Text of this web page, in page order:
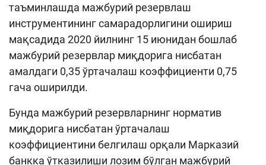
таъминлашда мажбурий резервлаш
инструментининг самарадорлигини ошириш
мақсадида 2020 йилнинг 15 июнидан бошлаб
мажбурий резервлар миқдорига нисбатан
амалдаги 0,35 ўртачалаш коэффициенти 0,75
гача оширилди.
Бунда мажбурий резервларнинг норматив
миқдорига нисбатан ўртачалаш
коэффициентини белгилаш орқали Марказий
банкка ўтказилиши лозим бўлган мажбурий